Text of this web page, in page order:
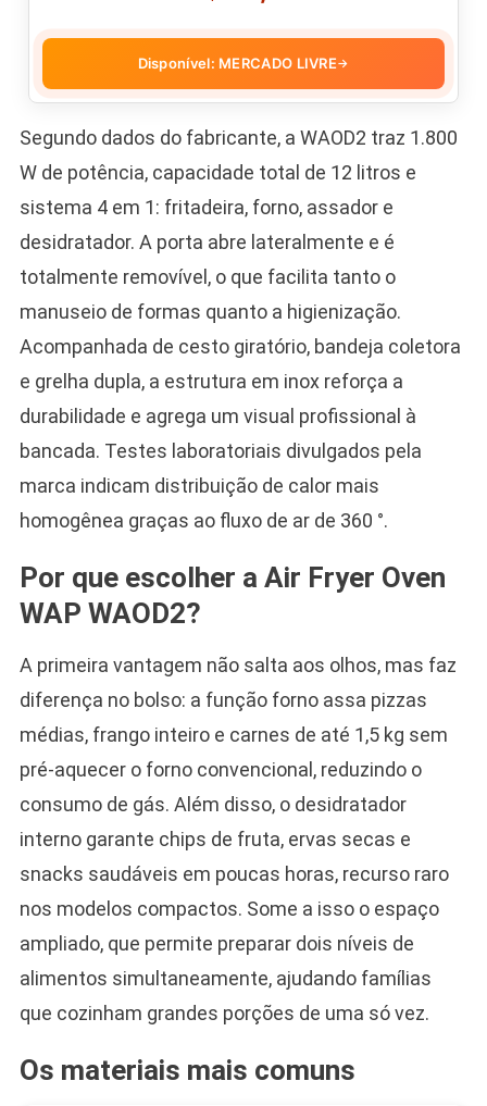
Disponível: MERCADO LIVRE→
Segundo dados do fabricante, a WAOD2 traz 1.800
W de potência, capacidade total de 12 litros e
sistema 4 em 1: fritadeira, forno, assador e
desidratador. A porta abre lateralmente e é
totalmente removível, o que facilita tanto o
manuseio de formas quanto a higienização.
Acompanhada de cesto giratório, bandeja coletora
e grelha dupla, a estrutura em inox reforça a
durabilidade e agrega um visual profissional à
bancada. Testes laboratoriais divulgados pela
marca indicam distribuição de calor mais
homogênea graças ao fluxo de ar de 360 °.
Por que escolher a Air Fryer Oven
WAP WAOD2?
A primeira vantagem não salta aos olhos, mas faz
diferença no bolso: a função forno assa pizzas
médias, frango inteiro e carnes de até 1,5 kg sem
pré-aquecer o forno convencional, reduzindo o
consumo de gás. Além disso, o desidratador
interno garante chips de fruta, ervas secas e
snacks saudáveis em poucas horas, recurso raro
nos modelos compactos. Some a isso o espaço
ampliado, que permite preparar dois níveis de
alimentos simultaneamente, ajudando famílias
que cozinham grandes porções de uma só vez.
Os materiais mais comuns